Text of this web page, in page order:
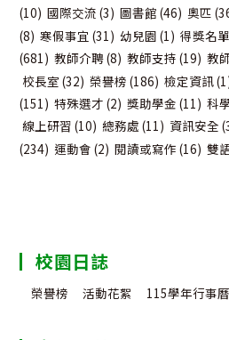
(10) 國際交流 (3) 圖書館 (46) 奧匹
(8) 寒假事宜 (31) 幼兒園 (1) 得獎名單
(681) 教師介聘(8) 教師支持 (19) 教
校長室 (32) 榮譽榜 (186) 檢定資訊
(151) 特殊選才 (2) 獎助學金 (11) 科
線上研習 (10) 總務處 (11) 資訊安全
(234) 運動會 (2) 閱讀或寫作 (16) 雙
校園日誌
榮譽榜 活動花絮 115學年行事曆